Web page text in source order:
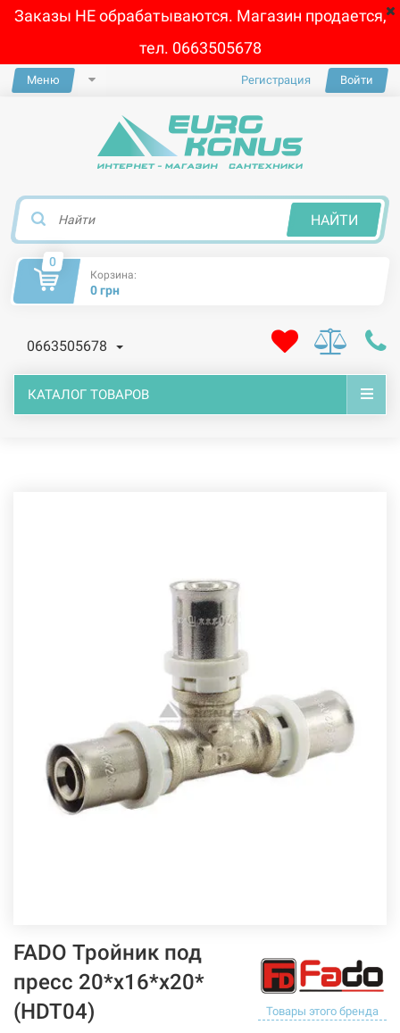
Заказы НЕ обрабатываются. Магазин продается,
тел. 0663505678
Меню Регистрация Войти
НАЙТИ
0
Корзина:
0 грн
0663505678
КАТАЛОГ ТОВАРОВ
FADO Тройник под
пресс 20*х16*x20*
(HDT04)
Товары этого бренда